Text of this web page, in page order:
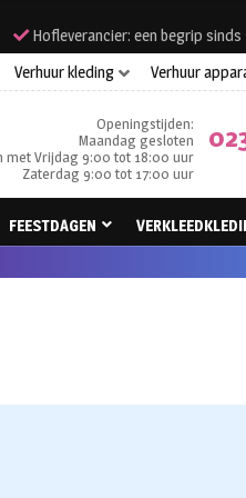
Hofleverancier: een begrip sinds
Verhuur kleding Verhuur
Openingstijden:
Maandag gesloten
met Vrijdag 9:00 tot 18:00 uur
Zaterdag 9:00 tot 17:00 uur
FEESTDAGEN